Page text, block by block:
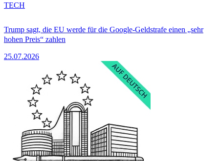
Trump sagt, die EU werde für die Google-Geldstrafe einen „sehr
hohen Preis“ zahlen
25.07.2026
TECH